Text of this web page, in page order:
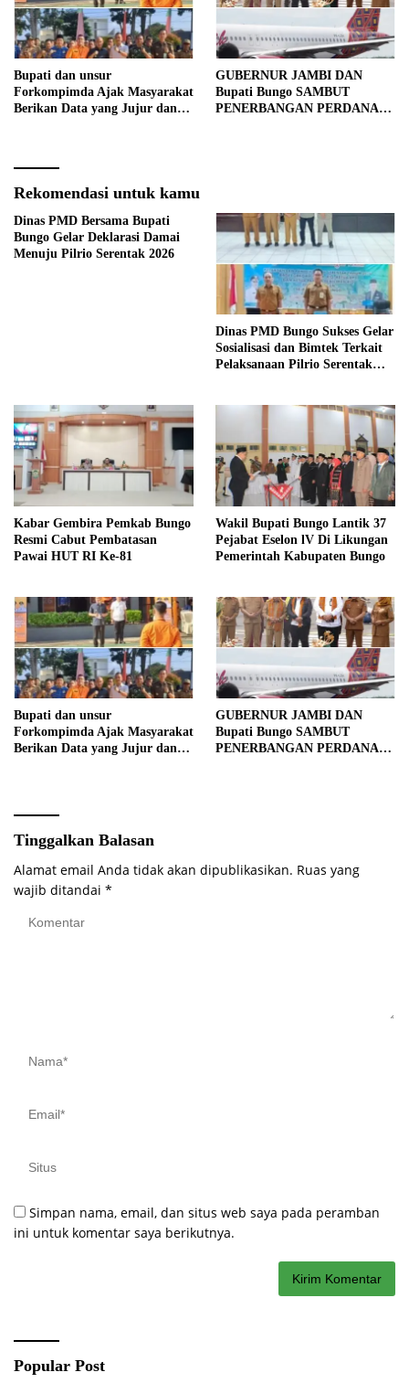
Bupati dan unsur
Forkompimda Ajak Masyarakat
Berikan Data yang Jujur dan
GUBERNUR JAMBI DAN
Bupati Bungo SAMBUT
PENERBANGAN PERDANA
Rekomendasi untuk kamu
Dinas PMD Bersama Bupati
Bungo Gelar Deklarasi Damai
Menuju Pilrio Serentak 2026
Dinas PMD Bungo Sukses Gelar
Sosialisasi dan Bimtek Terkait
Pelaksanaan Pilrio Serentak
Kabar Gembira Pemkab Bungo
Resmi Cabut Pembatasan
Pawai HUT RI Ke-81
Wakil Bupati Bungo Lantik 37
Pejabat Eselon lV Di Likungan
Pemerintah Kabupaten Bungo
Bupati dan unsur
Forkompimda Ajak Masyarakat
Berikan Data yang Jujur dan
GUBERNUR JAMBI DAN
Bupati Bungo SAMBUT
PENERBANGAN PERDANA
Tinggalkan Balasan
Alamat email Anda tidak akan dipublikasikan. Ruas yang
wajib ditandai *
Simpan nama, email, dan situs web saya pada peramban
ini untuk komentar saya berikutnya.
Popular Post